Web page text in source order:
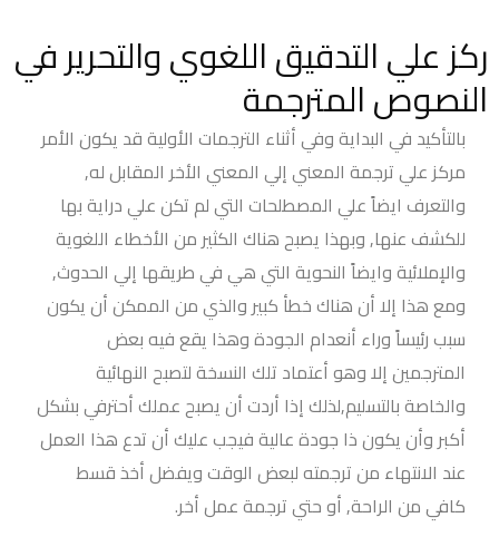
ركز علي التدقيق اللغوي والتحرير في
النصوص المترجمة
بالتأكيد في البداية وفي أثناء الترجمات الأولية قد يكون الأمر
مركز علي ترجمة المعني إلي المعني الأخر المقابل له,
والتعرف ايضاً علي المصطلحات التي لم تكن علي دراية بها
للكشف عنها, وبهذا يصبح هناك الكثير من الأخطاء اللغوية
والإملائية وايضاً النحوية التي هي في طريقها إلي الحدوث,
ومع هذا إلا أن هناك خطأ كبير والذي من الممكن أن يكون
سبب رئيساً وراء أنعدام الجودة وهذا يقع فيه بعض
المترجمين إلا وهو أعتماد تلك النسخة لتصبح النهائية
والخاصة بالتسليم,لذلك إذا أردت أن يصبح عملك أحترفي بشكل
أكبر وأن يكون ذا جودة عالية فيجب عليك أن تدع هذا العمل
عند الانتهاء من ترجمته لبعض الوقت ويفضل أخذ قسط
كافي من الراحة, أو حتي ترجمة عمل أخر.